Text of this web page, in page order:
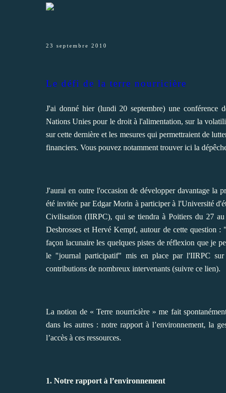
23 septembre 2010
Le défi de la terre nourricière
J'ai donné hier (lundi 20 septembre) une conférence
Nations Unies pour le droit à l'alimentation, sur la
sur cette dernière et les mesures qui permettraient de
financiers. Vous pouvez notamment trouverici la
J'aurai en outre l'occasion de développer davantage la
été invitée par Edgar Morin à participer à l'Université
Civilisation (IIRPC), qui se tiendra à Poitiers du 27 au
Desbrosses et Hervé Kempf, autour de cette question
façon lacunaire les quelques pistes de réflexion que je
le "journal participatif" mis en place par l'IIRPC
contributions de nombreux intervenants (suivre ce lien).
La notion de « Terre nourricière » me fait
dans les autres : notre rapport à l’environnement, la
l’accès à ces ressources.
1. Notre rapport à l’environnement